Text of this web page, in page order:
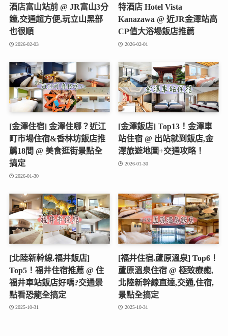
酒店富山站前 @ JR富山3分
鐘,交通超方便,玩立山黑部
也很順
2026-02-03
特酒店 Hotel Vista
Kanazawa @ 近JR金澤站高
CP值大浴場飯店推薦
2026-02-01
[金澤住宿] 金澤住哪？近江
町市場住宿&香林坊飯店推
薦18間 @ 美食逛街景點全
搞定
2026-01-30
[金澤飯店] Top13！金澤車
站住宿 @ 出站就到飯店,金
澤旅遊地圖+交通攻略！
2026-01-30
[北陸新幹線.福井飯店]
Top5！福井住宿推薦 @ 住
福井車站飯店好嗎?交通景
點看恐龍全搞定
2025-10-31
[福井住宿.蘆原溫泉] Top6！
蘆原溫泉住宿 @ 極致療癒,
北陸新幹線直達,交通,住宿,
景點全搞定
2025-10-31